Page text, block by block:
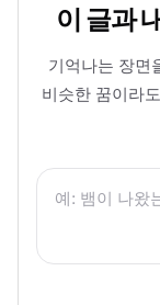
이 글과
기억나는 장면
비슷한 꿈이라